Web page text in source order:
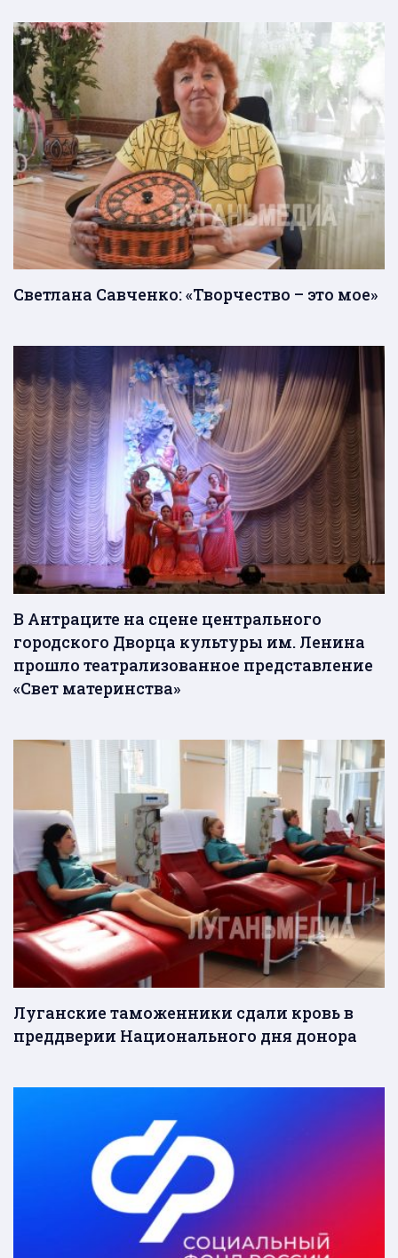
Светлана Савченко: «Творчество – это мое»
В Антраците на сцене центрального
городского Дворца культуры им. Ленина
прошло театрализованное представление
«Свет материнства»
Луганские таможенники сдали кровь в
преддверии Национального дня донора